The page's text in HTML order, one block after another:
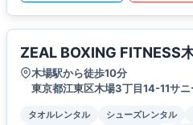
ZEAL BOXING FITNESS
木場駅から徒歩10分
東京都江東区木場3丁目14-11サ
タオルレンタル シューズレンタル